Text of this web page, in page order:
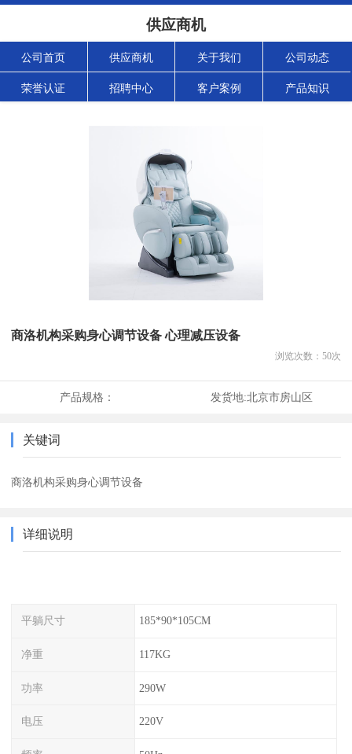
供应商机
公司首页 供应商机 关于我们 公司动态
荣誉认证 招聘中心 客户案例 产品知识
商洛机构采购身心调节设备 心理减压设备
浏览次数： 50次
产品规格： 发货地:北京市房山区
关键词
商洛机构采购身心调节设备
详细说明
平躺尺寸 185*90*105CM
净重 117KG
功率 290W
电压 220V